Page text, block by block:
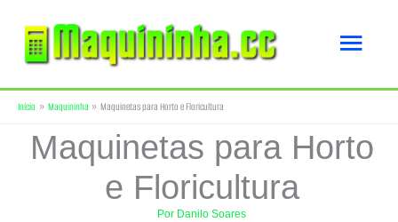
para
conteúdo
Início Maquininha Maquinetas para Horto e Floricultura
Maquinetas para Horto
e Floricultura
Por Danilo Soares